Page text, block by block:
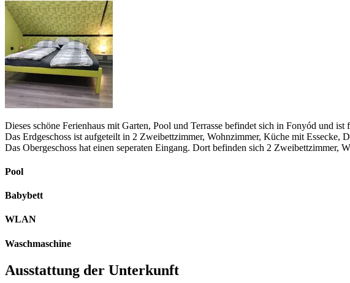
Dieses schöne Ferienhaus mit Garten, Pool und Terrasse befindet sich in Fonyód und ist
Das Erdgeschoss ist aufgeteilt in 2 Zweibettzimmer, Wohnzimmer, Küche mit Essecke,
Das Obergeschoss hat einen seperaten Eingang. Dort befinden sich 2
Pool
Babybett
WLAN
Waschmaschine
Ausstattung der Unterkunft